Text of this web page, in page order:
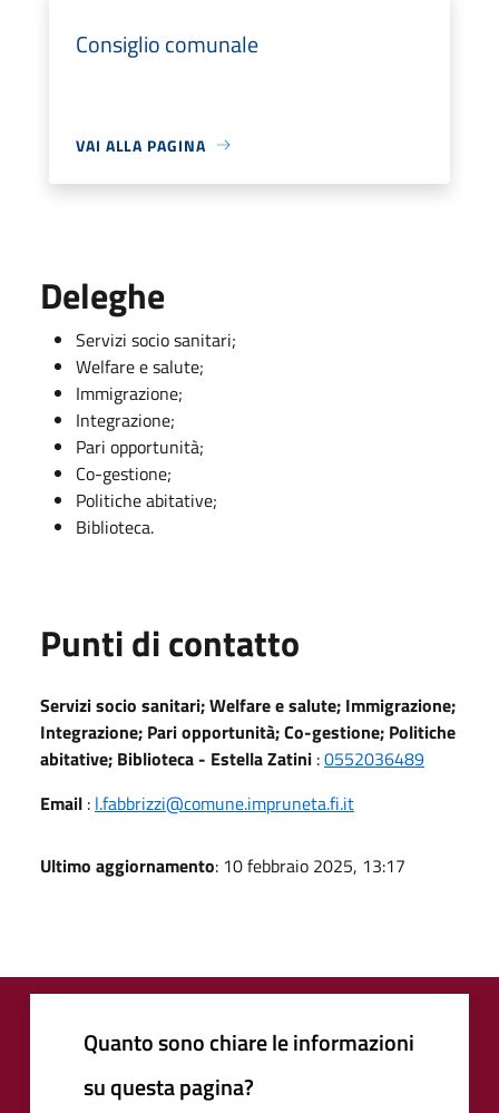
Consiglio comunale
VAI ALLA PAGINA
Deleghe
Servizi socio sanitari;
Welfare e salute;
Immigrazione;
Integrazione;
Pari opportunità;
Co-gestione;
Politiche abitative;
Biblioteca.
Punti di contatto
Servizi socio sanitari; Welfare e salute; Immigrazione;
Integrazione; Pari opportunità; Co-gestione; Politiche
abitative; Biblioteca - Estella Zatini :0552036489
Email : l.fabbrizzi@comune.impruneta.fi.it
Ultimo aggiornamento: 10 febbraio 2025, 13:17
Quanto sono chiare le informazioni
su questa pagina?